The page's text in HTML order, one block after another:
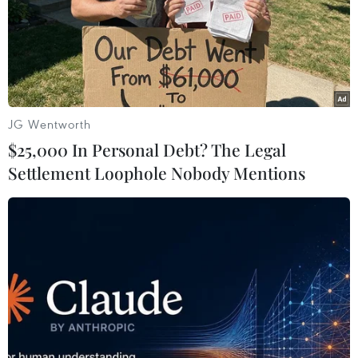
lục có tổng cộng 83.418 ca mắc COVID-19, trong
đó có 4.634 ca tử vong. Tổng cộng 78.425 bệnh
nhân đã bình phục và xuất viện./.
JG Wentworth
$25,000 In Personal Debt? The Legal
Settlement Loophole Nobody Mentions